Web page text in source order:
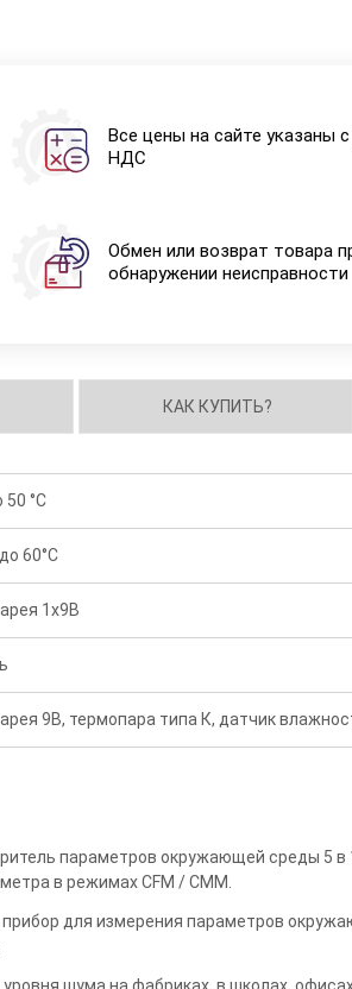
Все цены на сайте указаны
НДС
Обмен или возврат товара
обнаружении неисправности
КАК КУПИТЬ?
50 °C
60°C
1x9В
9В, термопара типа К, датчик
параметров окружающей среды 5
в режимах CFM / CMM.
для измерения параметров
шума на фабриках, в школах,